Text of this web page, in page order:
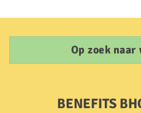
Op zoek
BENEFITS